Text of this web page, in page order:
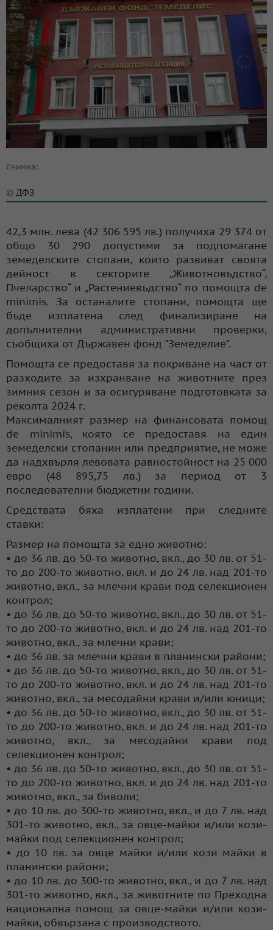
Снимка:
© ДФЗ
42,3 млн. лева (42 306 595 лв.) получиха 29 374 от
общо 30 290 допустими за подпомагане
земеделските стопани, които развиват своята
дейност в секторите „Животновъдство“,
Пчеларство“ и „Растениевъдство“ по помощта de
minimis. За останалите стопани, помощта ще
бъде изплатена след финализиране на
допълнителни административни проверки,
съобщиха от Държавен фонд "Земеделие".
Помощта се предоставя за покриване на част от
разходите за изхранване на животните през
зимния сезон и за осигуряване подготовката за
реколта 2024 г.
Максималният размер на финансовата помощ
de minimis, която се предоставя на един
земеделски стопанин или предприятие, не може
да надхвърля левовата равностойност на 25 000
евро (48 895,75 лв.) за период от 3
последователни бюджетни години.
Средствата бяха изплатени при следните
ставки:
Размер на помощта за едно животно:
• до 36 лв. до 50-то животно, вкл., до 30 лв. от 51-
то до 200-то животно, вкл. и до 24 лв. над 201-то
животно, вкл., за млечни крави под селекционен
контрол;
• до 36 лв. до 50-то животно, вкл., до 30 лв. от 51-
то до 200-то животно, вкл. и до 24 лв. над 201-то
животно, вкл., за млечни крави;
• до 36 лв. за млечни крави в планински райони;
• до 36 лв. до 50-то животно, вкл., до 30 лв. от 51-
то до 200-то животно, вкл. и до 24 лв. над 201-то
животно, вкл., за месодайни крави и/или юници;
• до 36 лв. до 50-то животно, вкл., до 30 лв. от 51-
то до 200-то животно, вкл. и до 24 лв. над 201-то
животно, вкл., за месодайни крави под
селекционен контрол;
• до 36 лв. до 50-то животно, вкл., до 30 лв. от 51-
то до 200-то животно, вкл. и до 24 лв. над 201-то
животно, вкл., за биволи;
• до 10 лв. до 300-то животно, вкл., и до 7 лв. над
301-то животно, вкл., за овце-майки и/или кози-
майки под селекционен контрол;
• до 10 лв. за овце майки и/или кози майки в
планински райони;
• до 10 лв. до 300-то животно, вкл., и до 7 лв. над
301-то животно, вкл., за животните по Преходна
национална помощ за овце-майки и/или кози-
майки, обвързана с производството.